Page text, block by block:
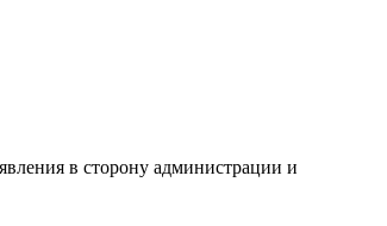
в сторону администрации и